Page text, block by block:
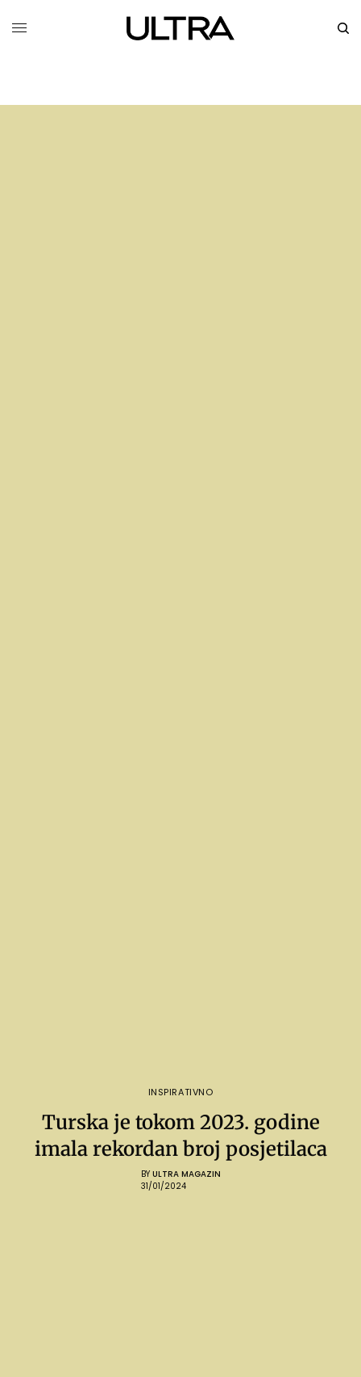
INSPIRATIVNO
Turska je tokom 2023. godine
imala rekordan broj posjetilaca
BY ULTRA MAGAZIN
31/01/2024